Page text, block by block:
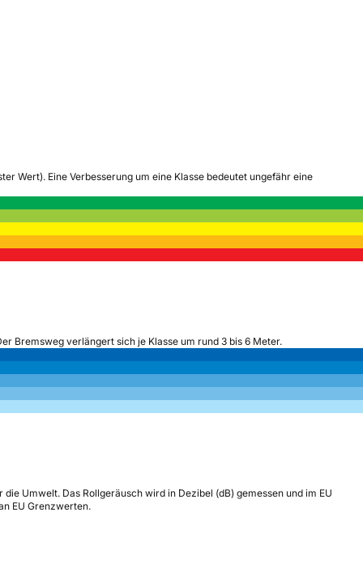
Wert). Eine Verbesserung um eine Klasse bedeutet ungefähr eine
Bremsweg verlängert sich je Klasse um rund 3 bis 6 Meter.
Umwelt. Das Rollgeräusch wird in Dezibel (dB) gemessen und im EU
EU Grenzwerten.